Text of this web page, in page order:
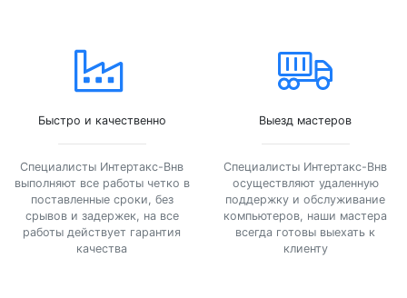
Быстро и качественно
Специалисты Интертакс-Внв
выполняют все работы четко в
поставленные сроки, без
срывов и задержек, на все
работы действует гарантия
качества
Выезд мастеров
Специалисты Интертакс-Внв
осуществляют удаленную
поддержку и обслуживание
компьютеров, наши мастера
всегда готовы выехать к
клиенту